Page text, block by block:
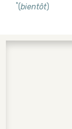
*(bientôt)